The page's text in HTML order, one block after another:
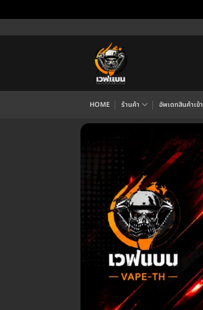
ไป
HOME ร้านค้า อัพเดทสินค้าเข้า